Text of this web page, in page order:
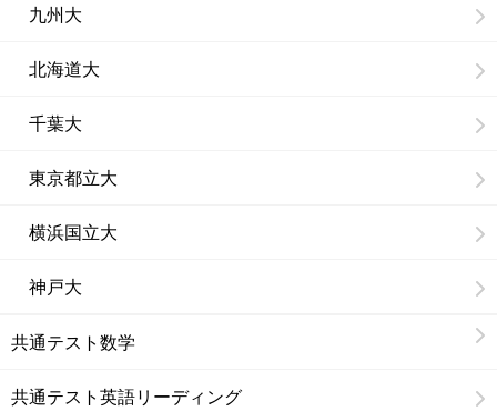
九州大
北海道大
千葉大
東京都立大
横浜国立大
神戸大
共通テスト数学
共通テスト英語リーディング